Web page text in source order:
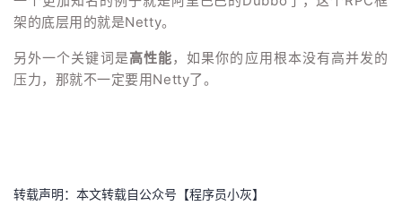
架的底层用的就是Netty。
另外一个关键词是高性能，如果你的应用根本没有高并发的
压力，那就不一定要用Netty了。
转载声明：本文转载自公众号【程序员小灰】